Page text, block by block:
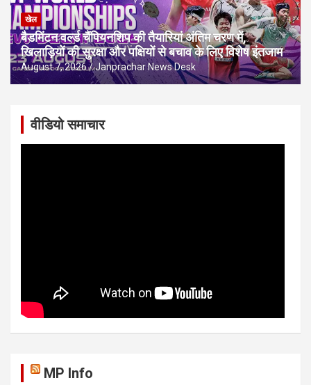
खेल
बैडमिंटन वर्ल्ड चैंपियनशिप की तैयारियां अंतिम चरण में,
खिलाड़ियों की सुरक्षा और पक्षियों से बचाव के लिए विशेष इंतजाम
August 7, 2026 Janprachar News Desk
वीडियो समाचार
MP Info